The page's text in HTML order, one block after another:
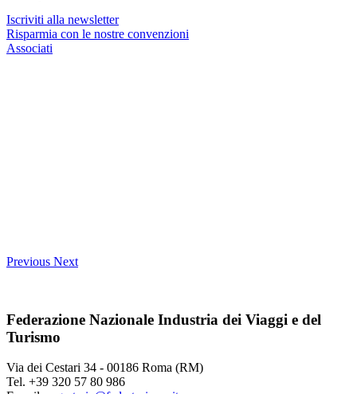
Iscriviti alla newsletter
Risparmia con le nostre convenzioni
Associati
Previous Next
Federazione Nazionale Industria dei Viaggi e del
Turismo
Via dei Cestari 34 - 00186 Roma (RM)
Tel. +39 320 57 80 986